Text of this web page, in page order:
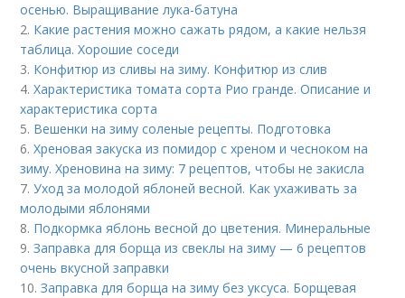
осенью. Выращивание лука-батуна
2. Какие растения можно сажать рядом, а какие нельзя
таблица. Хорошие соседи
3. Конфитюр из сливы на зиму. Конфитюр из слив
4.Характеристика томата сорта Рио гранде. Описание и
характеристика сорта
5. Вешенки на зиму соленые рецепты. Подготовка
6.Хреновая закуска из помидор с хреном и чесноком на
зиму. Хреновина на зиму: 7 рецептов, чтобы не закисла
7.Уход за молодой яблоней весной. Как ухаживать за
молодыми яблонями
8. Подкормка яблонь весной до цветения. Минеральные
9.Заправка для борща из свеклы на зиму — 6 рецептов
очень вкусной заправки
10.Заправка для борща на зиму без уксуса. Борщевая